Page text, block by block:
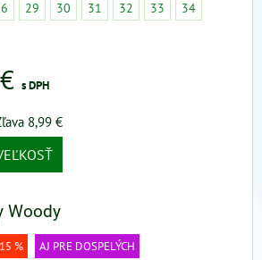
29 30 31 32 33
34
s DPH
8,99 €
Woody
% AJ PRE DOSPELÝCH